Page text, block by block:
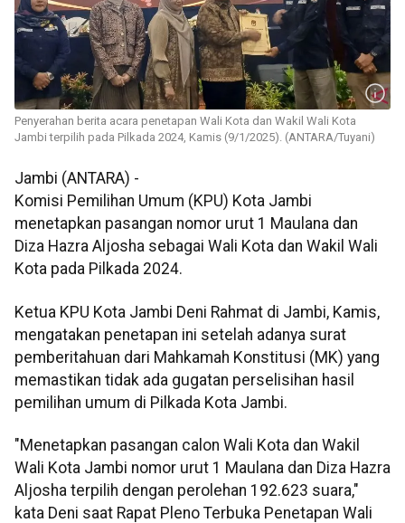
Penyerahan berita acara penetapan Wali Kota dan Wakil Wali Kota
Jambi terpilih pada Pilkada 2024, Kamis (9/1/2025). (ANTARA/Tuyani)
Jambi (ANTARA) -
Komisi Pemilihan Umum (KPU) Kota Jambi
menetapkan pasangan nomor urut 1 Maulana dan
Diza Hazra Aljosha sebagai Wali Kota dan Wakil Wali
Kota pada Pilkada 2024.
Ketua KPU Kota Jambi Deni Rahmat di Jambi, Kamis,
mengatakan penetapan ini setelah adanya surat
pemberitahuan dari Mahkamah Konstitusi (MK) yang
memastikan tidak ada gugatan perselisihan hasil
pemilihan umum di Pilkada Kota Jambi.
"Menetapkan pasangan calon Wali Kota dan Wakil
Wali Kota Jambi nomor urut 1 Maulana dan Diza Hazra
Aljosha terpilih dengan perolehan 192.623 suara,"
kata Deni saat Rapat Pleno Terbuka Penetapan Wali